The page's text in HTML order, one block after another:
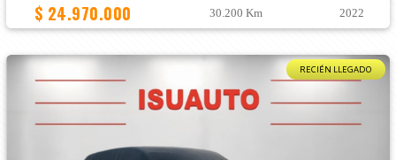
$ 24.970.000 30.200 Km 2022
RECIÉN LLEGADO